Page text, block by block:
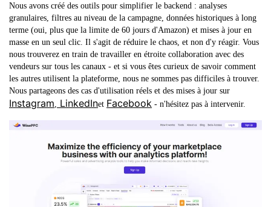
Nous avons créé des outils pour simplifier le backend : analyses
granulaires, filtres au niveau de la campagne, données historiques à long
terme (oui, plus que la limite de 60 jours d'Amazon) et mises à jour en
masse en un seul clic. Il s'agit de réduire le chaos, et non d'y réagir. Vous
nous trouverez en train de travailler en étroite collaboration avec des
vendeurs sur tous les canaux - et si vous êtes curieux de savoir comment
les autres utilisent la plateforme, nous ne sommes pas difficiles à trouver.
Nous partageons des cas d'utilisation réels et des mises à jour sur
Instagram LinkedInet Facebook - n'hésitez pas à intervenir.